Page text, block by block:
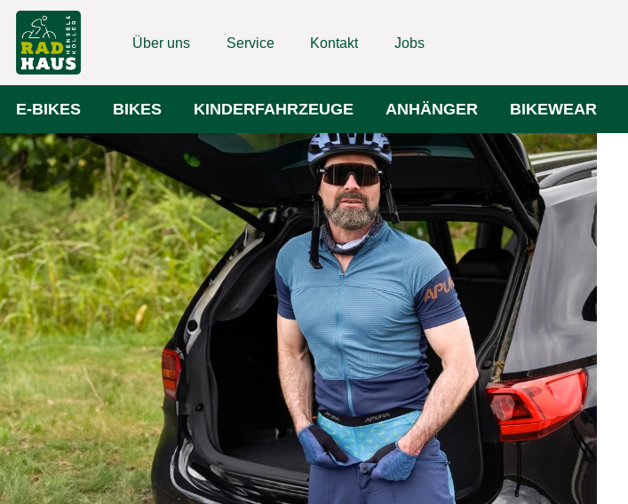
Über uns Service Kontakt Jobs
E-BIKES BIKES KINDERFAHRZEUGE ANHÄNGER BIKEWEAR